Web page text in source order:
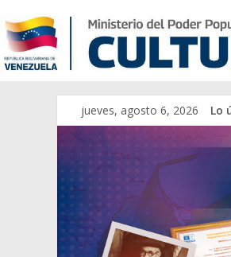
jueves, agosto 6, 2026 Lo